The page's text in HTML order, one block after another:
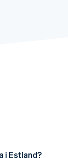
i Estland?